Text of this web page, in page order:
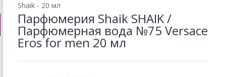
Shaik - 20 мл
Парфюмерия Shaik SHAIK /
Парфюмерная вода №75 Versace
Eros for men 20 мл